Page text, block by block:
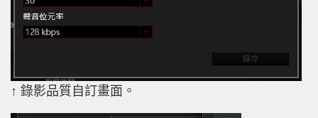
↑ 錄影品質自訂畫面。